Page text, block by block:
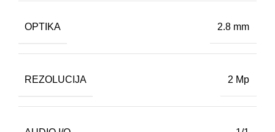
OPTIKA 2.8 mm
REZOLUCIJA 2 Mp